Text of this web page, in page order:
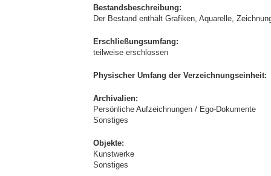
Bestandsbeschreibung:
Der Bestand enthält Grafiken, Aquarelle,
Erschließungsumfang:
teilweise erschlossen
Physischer Umfang der Verzeichnungseinheit:
Archivalien:
Persönliche Aufzeichnungen / Ego-Dokumente
Sonstiges
Objekte:
Kunstwerke
Sonstiges